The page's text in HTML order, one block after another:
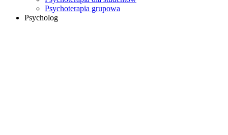
Psychoterapia grupowa
Psycholog